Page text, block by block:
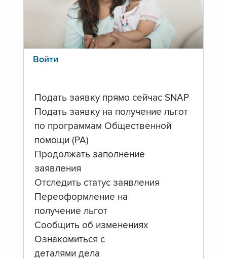
Войти
Подать заявку прямо сейчас SNAP
Подать заявку на получение льгот
по программам Общественной
помощи (PA)
Продолжать заполнение
заявления
Отследить статус заявления
Переоформление на
получение льгот
Сообщить об изменениях
Ознакомиться с
деталями дела